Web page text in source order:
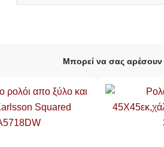
Μπορεί να σας αρέσουν